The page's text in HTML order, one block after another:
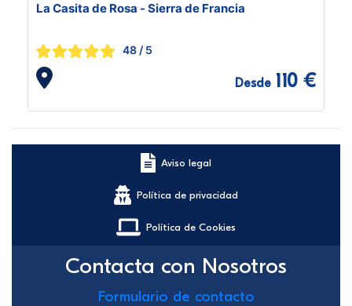
La Casita de Rosa - Sierra de Francia
48 / 5
Desde 110 €
Aviso legal
Política de privacidad
Política de Cookies
Contacta con Nosotros
Formulario de contacto